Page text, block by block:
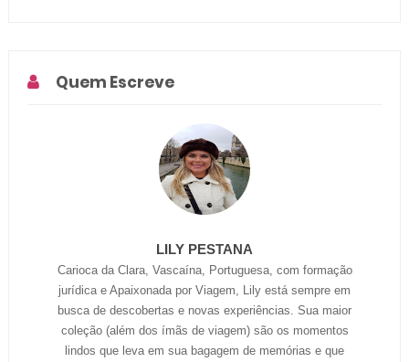
Quem Escreve
LILY PESTANA
Carioca da Clara, Vascaína, Portuguesa, com formação
jurídica e Apaixonada por Viagem, Lily está sempre em
busca de descobertas e novas experiências. Sua maior
coleção (além dos ímãs de viagem) são os momentos
lindos que leva em sua bagagem de memórias e que